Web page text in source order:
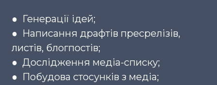
● Генерації ідей;
● Написання драфтів пресрелізів,
листів, блогпостів;
● Дослідження медіа-списку;
● Побудова стосунків з медіа;